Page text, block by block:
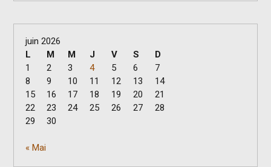
juin 2026
L
M M J V S
D
1
2 3 4 5 6
7
8
9 10 11 12 13
14
15
16 17 18 19 20
21
22
23 24 25 26 27
28
29
30
« Mai